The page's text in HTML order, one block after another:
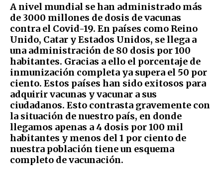
A nivel mundial se han administrado más
de 3000 millones de dosis de vacunas
contra el Covid-19. En países como Reino
Unido, Catar y Estados Unidos, se llega a
una administración de 80 dosis por 100
habitantes. Gracias a ello el porcentaje de
inmunización completa ya supera el 50 por
ciento. Estos países han sido exitosos para
adquirir vacunas y vacunar a sus
ciudadanos. Esto contrasta gravemente con
la situación de nuestro país, en donde
llegamos apenas a 4 dosis por 100 mil
habitantes y menos del 1 por ciento de
nuestra población tiene un esquema
completo de vacunación.